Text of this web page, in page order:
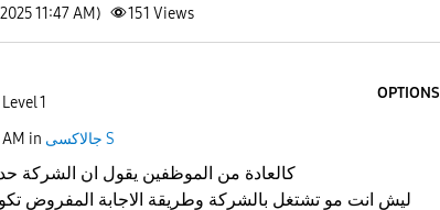
11:47 AM) 151 Views
1
OPTIONS
in جالاكسى S
ليش انت مو تشتغل بالشركة وطريقة الاجابة المفروض